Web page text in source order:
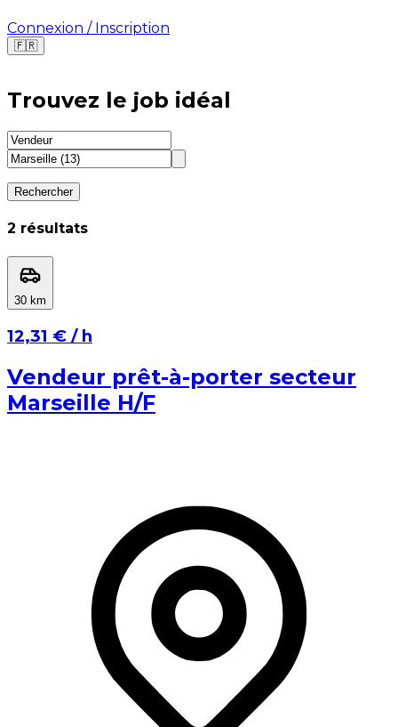
Connexion / Inscription
🇫🇷
🇫🇷France 🇺🇸USA
Trouvez le job idéal
Rechercher
⁨2⁩ résultats
⁨30⁩ km
Appliquer
⁨12,31 €⁩ / h
Vendeur prêt-à-porter secteur
Marseille H/F